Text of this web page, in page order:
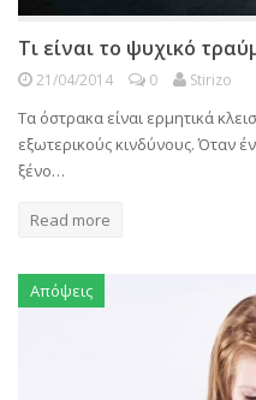
Τι είναι το ψυχικό
21/04/2014 0 Stirizo
Τα όστρακα είναι ερμητικά
εξωτερικούς κινδύνους. Όταν
ξένο…
Read more
Απόψεις